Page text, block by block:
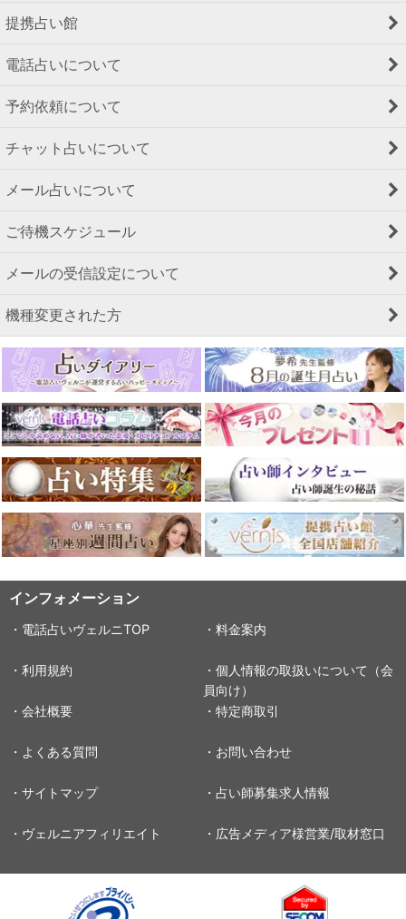
提携占い館
電話占いについて
予約依頼について
チャット占いについて
メール占いについて
ご待機スケジュール
メールの受信設定について
機種変更された方
インフォメーション
・電話占いヴェルニTOP ・料金案内
・利用規約
・個人情報の取扱いについて（会
員向け）
・会社概要
・特定商取引
・よくある質問 ・お問い合わせ
・サイトマップ ・占い師募集求人情報
・ヴェルニアフィリエイト ・広告メディア様営業/取材窓口